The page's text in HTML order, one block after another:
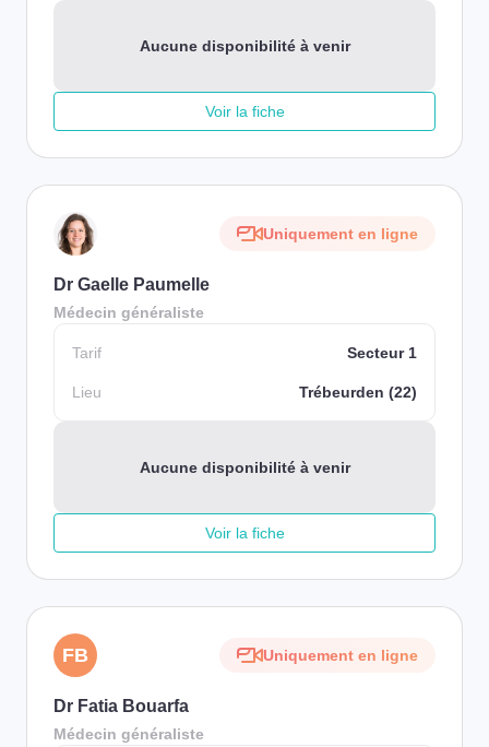
Aucune disponibilité à venir
Voir la fiche
Uniquement en ligne
Dr Gaelle Paumelle
Médecin généraliste
Tarif Secteur 1
Lieu Trébeurden (22)
Aucune disponibilité à venir
Voir la fiche
FB Uniquement en ligne
Dr Fatia Bouarfa
Médecin généraliste